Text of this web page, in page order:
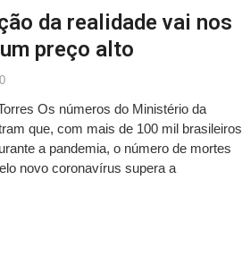
da realidade vai nos
preço alto
Os números do Ministério da
que, com mais de 100 mil brasileiros
a pandemia, o número de mortes
novo coronavírus supera a